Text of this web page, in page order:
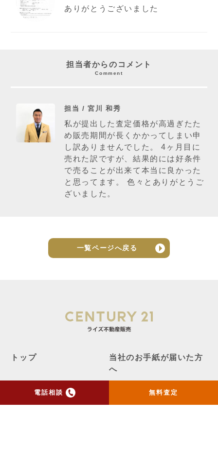
電話相談 無料査定
ありがとうございました
担当者からのコメント
Comment
担当 / 宮川 和秀
私が提出した査定価格が高過ぎたた
め販売期間が長くかかってしまい申
し訳ありませんでした。 4ヶ月目に
売れた訳ですが、結果的には好条件
で売ることが出来て本当に良かった
と思ってます。 色々とありがとうご
ざいました。
一覧ページへ戻る
トップ
当社のお手紙が届いた方
へ
売却実績 売却の流れ